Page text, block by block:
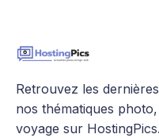
Retrouvez les
nos thématiques
voyage sur